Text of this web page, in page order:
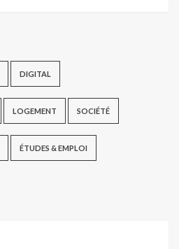
DIGITAL
LOGEMENT SOCIÉTÉ
ÉTUDES & EMPLOI